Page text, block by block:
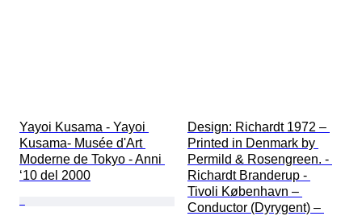
Yayoi Kusama - Yayoi
Kusama- Musée d'Art
Moderne de Tokyo - Anni
‘10 del 2000
Design: Richardt 1972 –
Printed in Denmark by
Permild & Rosengreen. -
Richardt Branderup -
Tivoli København –
Conductor (Dyrygent) –